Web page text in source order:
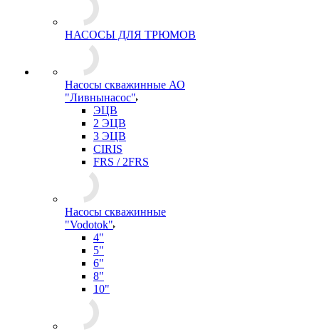
НАСОСЫ ДЛЯ ТРЮМОВ
Насосы скважинные АО
"Ливнынасос"
ЭЦВ
2 ЭЦВ
3 ЭЦВ
CIRIS
FRS / 2FRS
Насосы скважинные
"Vodotok"
4"
5"
6"
8"
10"